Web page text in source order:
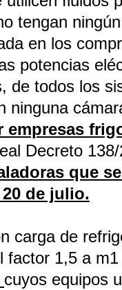
tengan
en los
potencias
de todos los
ninguna
empresas
Decreto
que
20 de julio.
carga de
factor 1,5 a
cuyos equipos